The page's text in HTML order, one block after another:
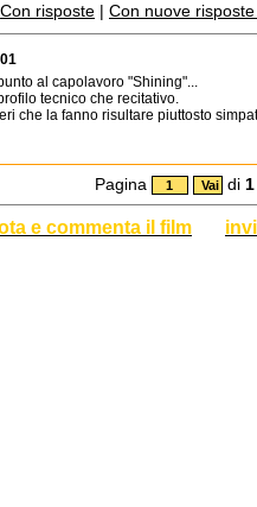
Con risposte | Con nuove
al capolavoro "Shining"...
tecnico che recitativo.
che la fanno risultare piuttosto
Pagina di 1
e commenta il film